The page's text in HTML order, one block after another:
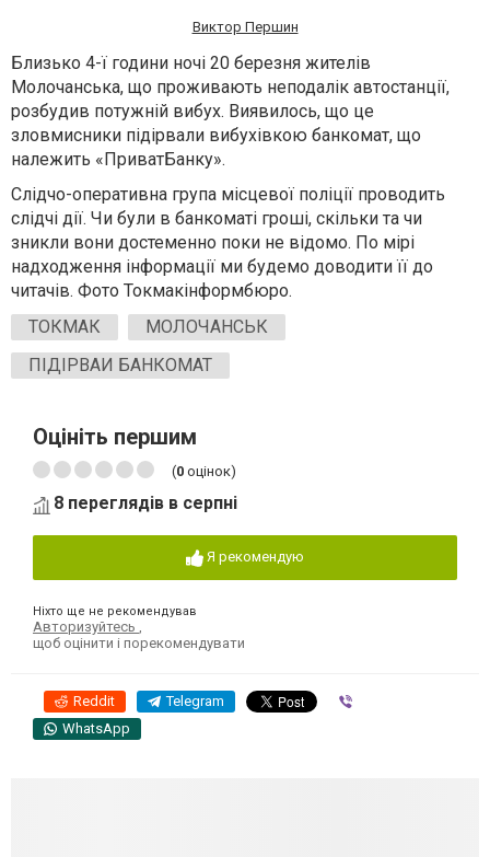
Виктор Першин
Близько 4-ї години ночі 20 березня жителів
Молочанська, що проживають неподалік автостанції,
розбудив потужній вибух. Виявилось, що це
зловмисники підірвали вибухівкою банкомат, що
належить «ПриватБанку».
Слідчо-оперативна група місцевої поліції проводить
слідчі дії. Чи були в банкоматі гроші, скільки та чи
зникли вони достеменно поки не відомо. По мірі
надходження інформації ми будемо доводити її до
читачів. Фото Токмакінформбюро.
ТОКМАК
МОЛОЧАНСЬК
ПІДІРВАИ БАНКОМАТ
Оцініть першим
(0 оцінок)
8 переглядів в серпні
Я рекомендую
Ніхто ще не рекомендував
Авторизуйтесь
щоб оцінити і порекомендувати
Reddit Telegram
WhatsApp